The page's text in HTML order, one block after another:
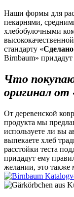
Наши формы для
пекарнями,
хлебобулочными
стандарту «
Birnbaum»
Что
оригинал от
От деревенской
продукта мы
используете ли вы
выпекаете хлеб
расстойки теста
придадут ему
желании, это также